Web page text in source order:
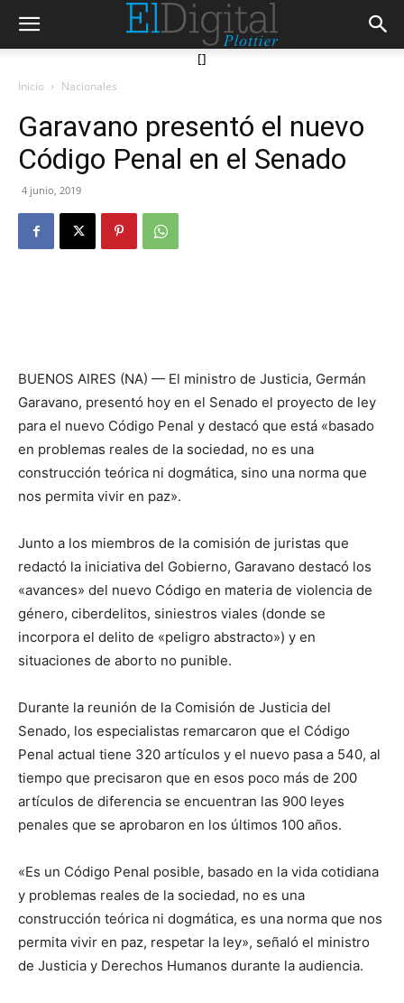
[]
Inicio Nacionales
Garavano presentó el nuevo
Código Penal en el Senado
4 junio, 2019
BUENOS AIRES (NA) — El ministro de Justicia, Germán
Garavano, presentó hoy en el Senado el proyecto de ley
para el nuevo Código Penal y destacó que está «basado
en problemas reales de la sociedad, no es una
construcción teórica ni dogmática, sino una norma que
nos permita vivir en paz».
Junto a los miembros de la comisión de juristas que
redactó la iniciativa del Gobierno, Garavano destacó los
«avances» del nuevo Código en materia de violencia de
género, ciberdelitos, siniestros viales (donde se
incorpora el delito de «peligro abstracto») y en
situaciones de aborto no punible.
Durante la reunión de la Comisión de Justicia del
Senado, los especialistas remarcaron que el Código
Penal actual tiene 320 artículos y el nuevo pasa a 540, al
tiempo que precisaron que en esos poco más de 200
artículos de diferencia se encuentran las 900 leyes
penales que se aprobaron en los últimos 100 años.
«Es un Código Penal posible, basado en la vida cotidiana
y problemas reales de la sociedad, no es una
construcción teórica ni dogmática, es una norma que nos
permita vivir en paz, respetar la ley», señaló el ministro
de Justicia y Derechos Humanos durante la audiencia.